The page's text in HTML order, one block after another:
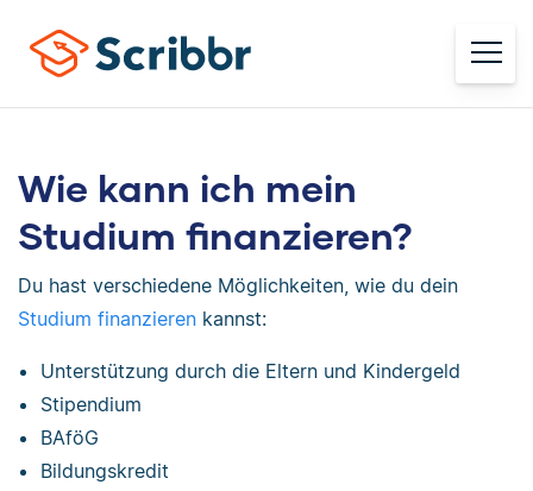
Wie kann ich mein
Studium finanzieren?
Du hast verschiedene Möglichkeiten, wie du dein
Studium finanzieren kannst:
Unterstützung durch die Eltern und Kindergeld
Stipendium
BAföG
Bildungskredit